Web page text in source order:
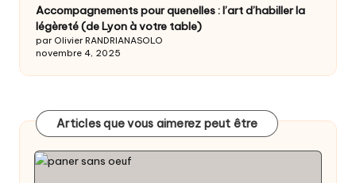
Accompagnements pour quenelles : l’art d’habiller la
légèreté (de Lyon à votre table)
par Olivier RANDRIANASOLO
novembre 4, 2025
Articles que vous aimerez peut être